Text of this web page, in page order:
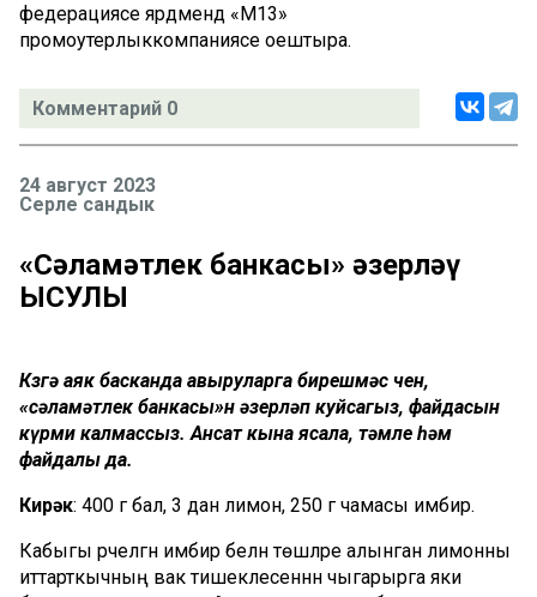
федерациясе ярдәмендә «М13»
промоутерлыккомпаниясе оештыра.
Комментарий 0
24 август 2023
Серле сандык
«Сәламәтлек банкасы» әзерләү
ЫСУЛЫ
Көзгә аяк басканда авыруларга бирешмәс өчен,
«сәламәтлек банкасы»н әзерләп куйсагыз, файдасын
күрми калмассыз. Ансат кына ясала, тәмле һәм
файдалы да.
Кирәк: 400 г бал, 3 данә лимон, 250 г чамасы имбир.
Кабыгы әрчелгән имбир белән төшләре алынган лимонны
иттарткычның вак тишеклесеннән чыгарырга яки